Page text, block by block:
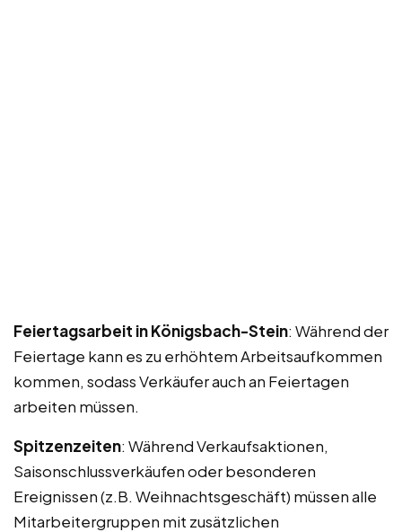
Feiertagsarbeit in Königsbach-Stein: Während der
Feiertage kann es zu erhöhtem Arbeitsaufkommen
kommen, sodass Verkäufer auch an Feiertagen
arbeiten müssen.
Spitzenzeiten: Während Verkaufsaktionen,
Saisonschlussverkäufen oder besonderen
Ereignissen (z.B. Weihnachtsgeschäft) müssen alle
Mitarbeitergruppen mit zusätzlichen